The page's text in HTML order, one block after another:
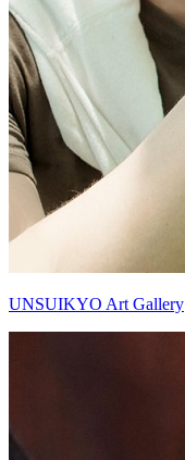
UNSUIKYO Art Gallery